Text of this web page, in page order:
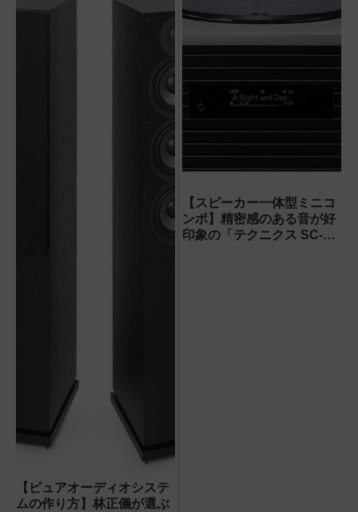
【ピュアオーディオシステ
ムの作り方】林正儀が選ぶ
【スピーカー一体型ミニコ
ンポ】精密感のある音が好
印象の「テクニクス SC-